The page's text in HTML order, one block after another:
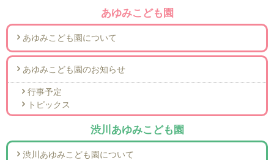
あゆみこども園
あゆみこども園について
あゆみこども園のお知らせ
行事予定
トピックス
渋川あゆみこども園
渋川あゆみこども園について